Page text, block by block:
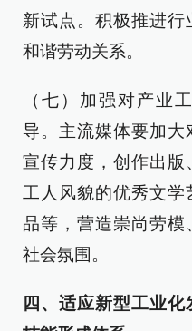
新试点。积极推进行
和谐劳动关系。
（七）加强对产业
导。主流媒体要加大
宣传力度，创作出版
工人风貌的优秀文
品等，营造崇尚劳模
社会氛围。
四、适应新型工业